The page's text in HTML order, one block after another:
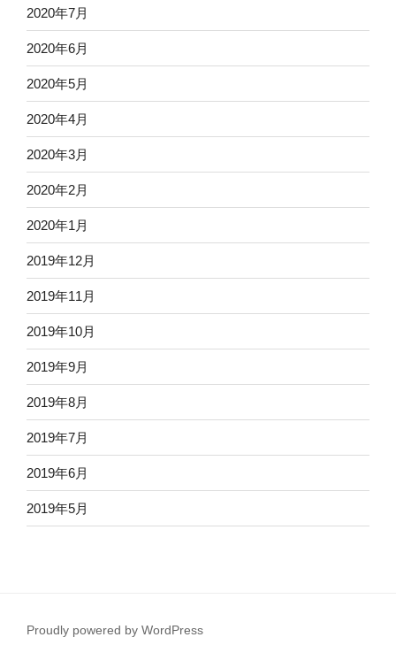
2020年7月
2020年6月
2020年5月
2020年4月
2020年3月
2020年2月
2020年1月
2019年12月
2019年11月
2019年10月
2019年9月
2019年8月
2019年7月
2019年6月
2019年5月
Proudly powered by WordPress